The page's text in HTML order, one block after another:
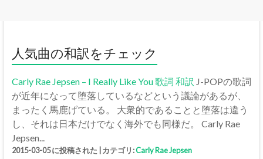
人気曲の和訳をチェック
Carly Rae Jepsen – I Really Like You 歌詞 和訳 J-POPの歌詞
が近年になって堕落しているなどという議論があるが、
まったく馬鹿げている。 大衆的であることと堕落は違う
し、それは日本だけでなく海外でも同様だ。 Carly Rae
Jepsen...
2015-03-05 に投稿された カテゴリ:Carly Rae Jepsen